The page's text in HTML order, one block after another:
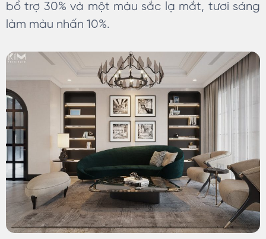
bổ trợ 30% và một màu sắc lạ mắt, tươi sáng
làm màu nhấn 10%.